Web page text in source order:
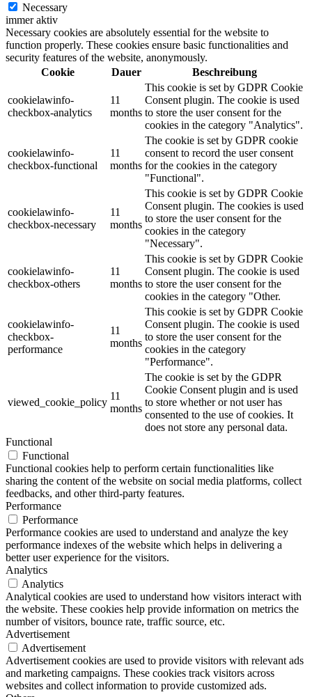
Necessary
immer aktiv
Necessary cookies are absolutely essential for the website to
function properly. These cookies ensure basic functionalities and
security features of the website, anonymously.
Cookie
Dauer Beschreibung
cookielawinfo-
checkbox-analytics
11
months
This cookie is set by GDPR Cookie
Consent plugin. The cookie is used
to store the user consent for the
cookies in the category "Analytics".
cookielawinfo-
checkbox-functional
11
months
The cookie is set by GDPR cookie
consent to record the user consent
for the cookies in the category
"Functional".
cookielawinfo-
checkbox-necessary
11
months
This cookie is set by GDPR Cookie
Consent plugin. The cookies is used
to store the user consent for the
cookies in the category
"Necessary".
cookielawinfo-
checkbox-others
11
months
This cookie is set by GDPR Cookie
Consent plugin. The cookie is used
to store the user consent for the
cookies in the category "Other.
cookielawinfo-
checkbox-
performance
11
months
This cookie is set by GDPR Cookie
Consent plugin. The cookie is used
to store the user consent for the
cookies in the category
"Performance".
viewed_cookie_policy
11
months
The cookie is set by the GDPR
Cookie Consent plugin and is used
to store whether or not user has
consented to the use of cookies. It
does not store any personal data.
Functional
Functional
Functional cookies help to perform certain functionalities like
sharing the content of the website on social media platforms, collect
feedbacks, and other third-party features.
Performance
Performance
Performance cookies are used to understand and analyze the key
performance indexes of the website which helps in delivering a
better user experience for the visitors.
Analytics
Analytics
Analytical cookies are used to understand how visitors interact with
the website. These cookies help provide information on metrics the
number of visitors, bounce rate, traffic source, etc.
Advertisement
Advertisement
Advertisement cookies are used to provide visitors with relevant ads
and marketing campaigns. These cookies track visitors across
websites and collect information to provide customized ads.